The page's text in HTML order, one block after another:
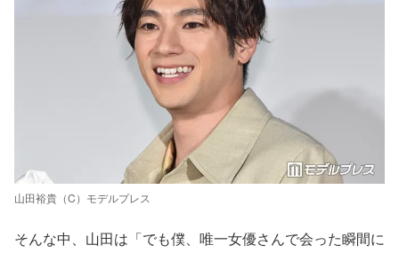
山田裕貴（C）モデルプレス
そんな中、山田は「でも僕、唯一女優さんで会った瞬間に